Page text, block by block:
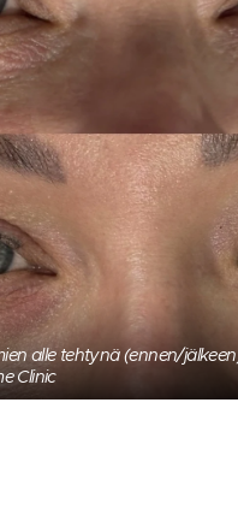
alle tehtynä (ennen/
Clinic